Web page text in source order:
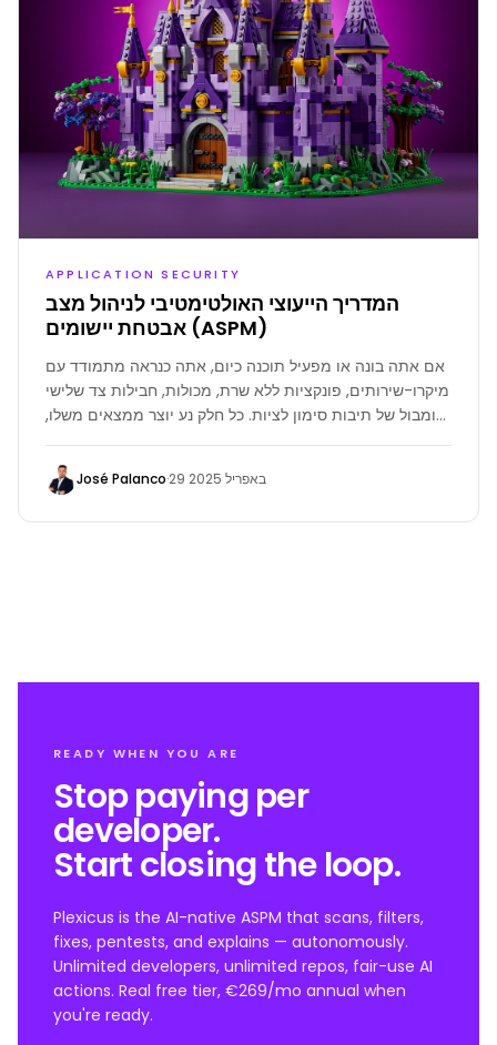
APPLICATION SECURITY
המדריך הייעוצי האולטימטיבי לניהול מצב
אבטחת יישומים (ASPM)
אם אתה בונה או מפעיל תוכנה כיום, אתה כנראה מתמודד עם
מיקרו-שירותים, פונקציות ללא שרת, מכולות, חבילות צד שלישי
ומבול של תיבות סימון לציות. כל חלק נע יוצר ממצאים משלו,
בלילה - אתה יודע שהסכנה שם, אבל אתה לא ממש רואה
José Palanco· 29 באפריל 2025
READY WHEN YOU ARE
Stop paying per
developer.
Start closing the loop.
Plexicus is the AI-native ASPM that scans, filters,
fixes, pentests, and explains — autonomously.
Unlimited developers, unlimited repos, fair-use AI
actions. Real free tier, €269/mo annual when
you're ready.